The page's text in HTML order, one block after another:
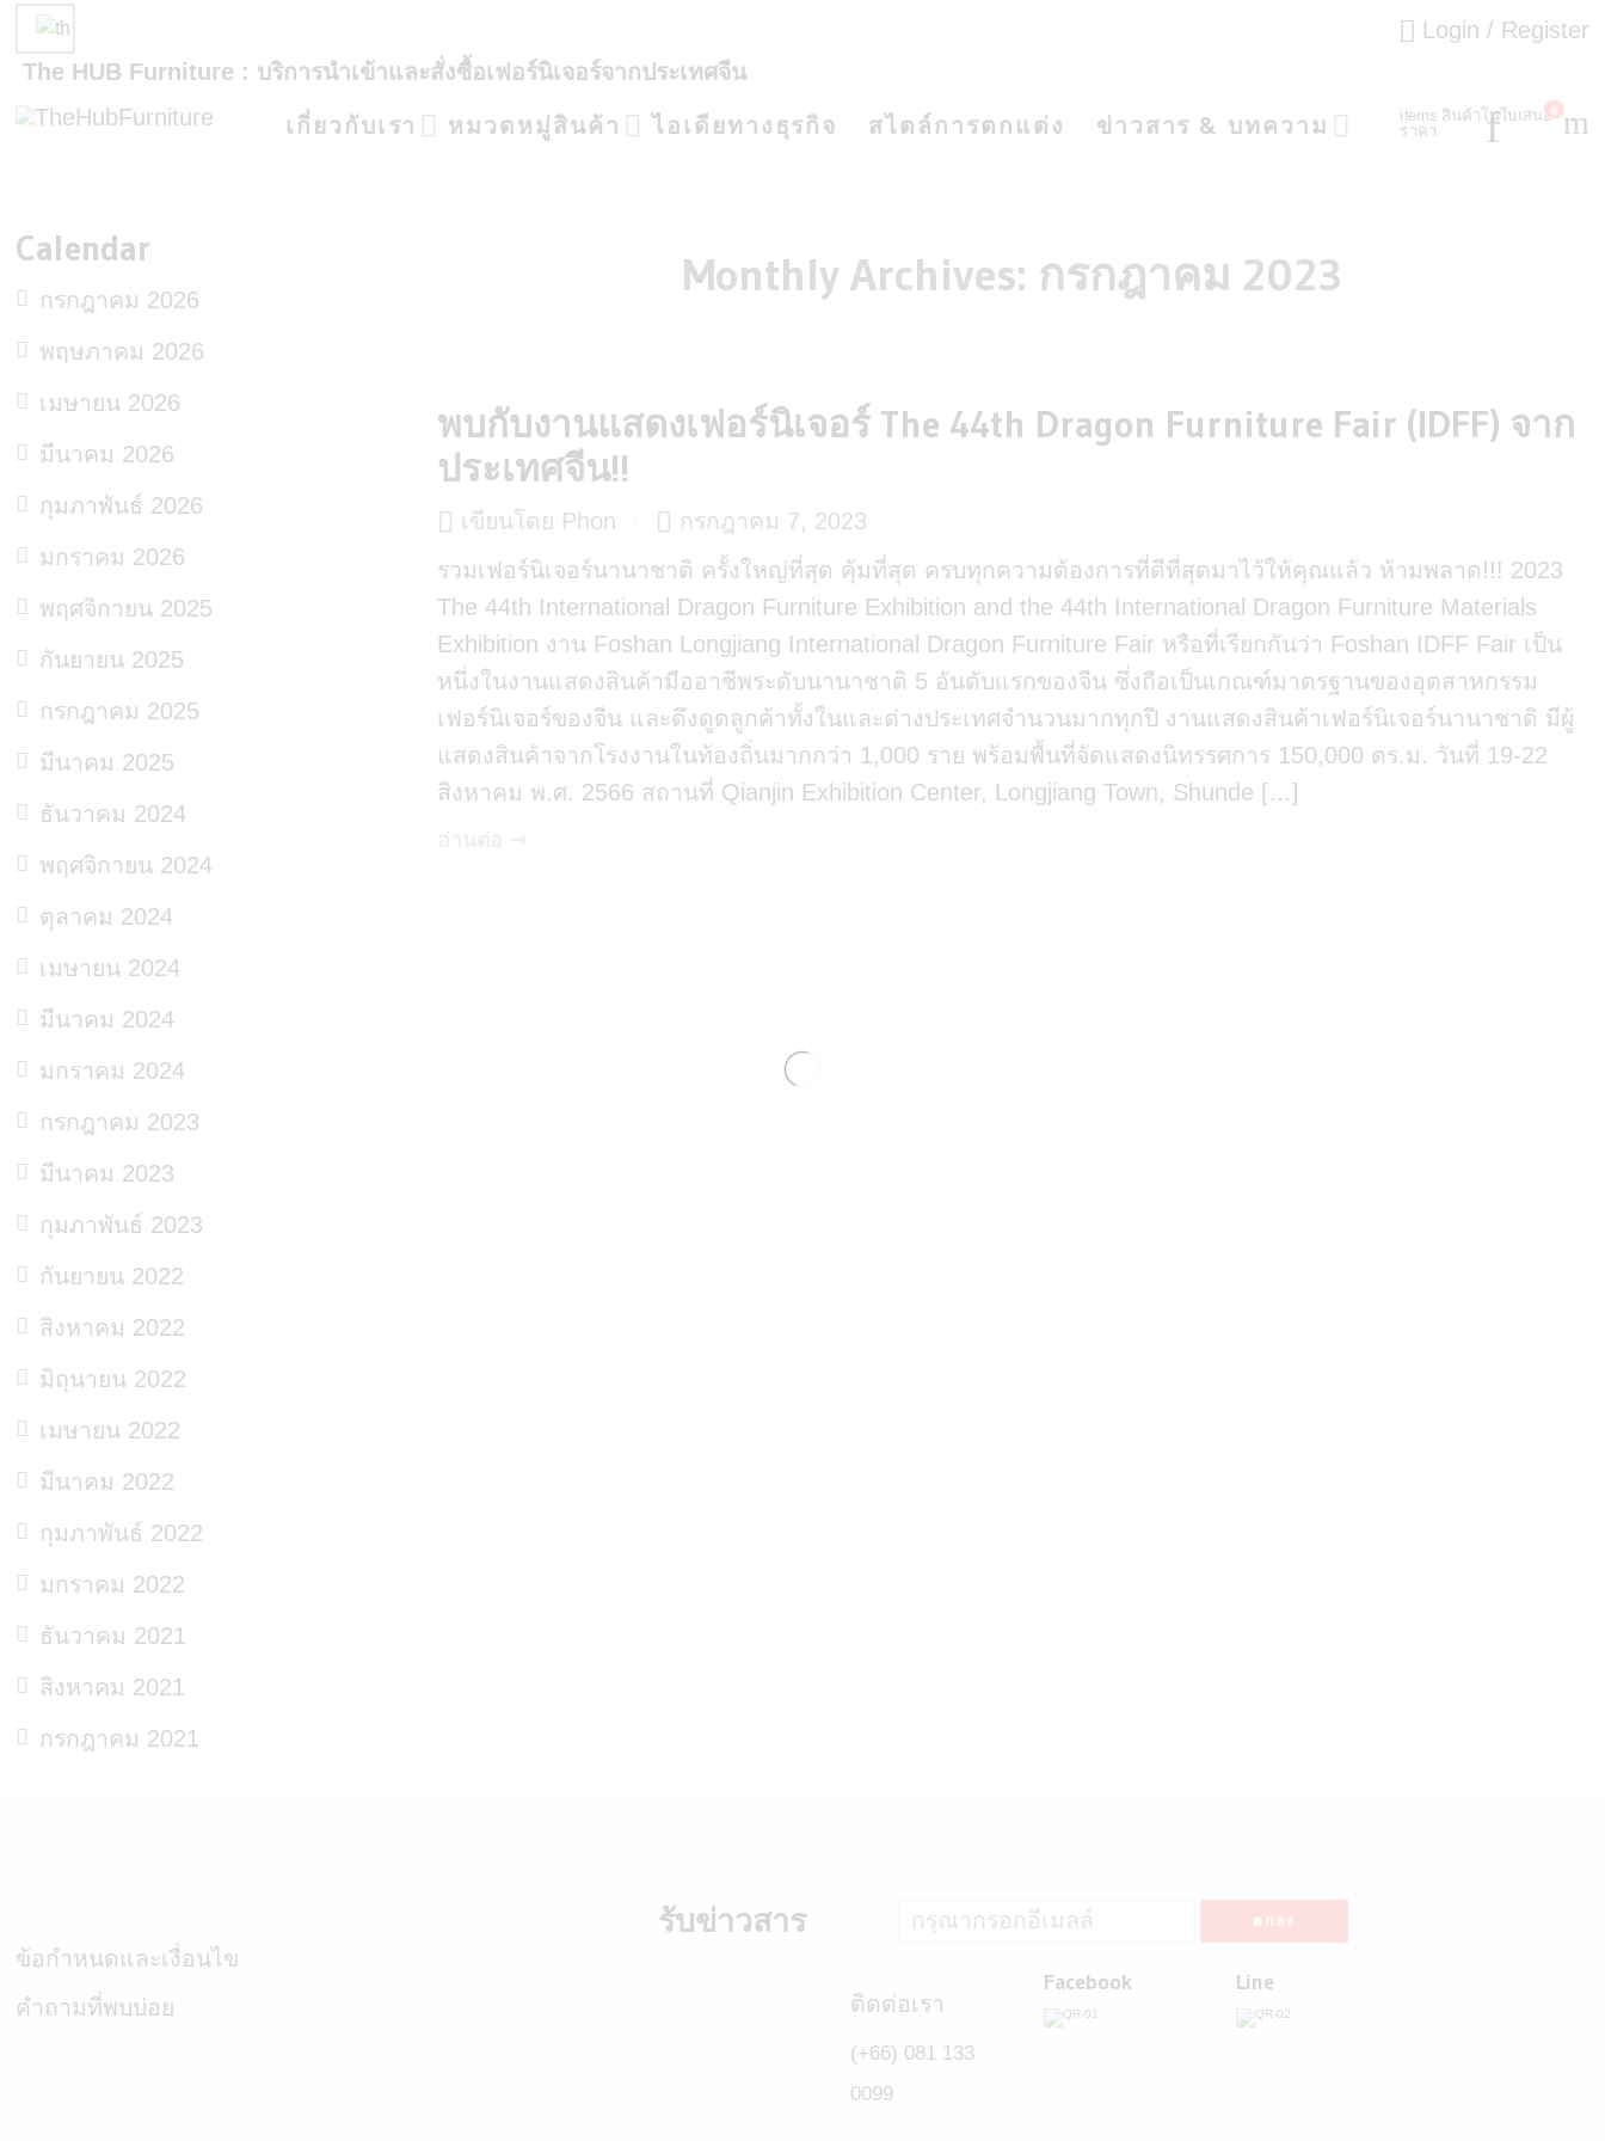
The HUB Furniture : บริการนำเข้าและสั่งซื้อเฟอร์นิเจอร์จากประเทศจีน
Login / Register
เกี่ยวกับเรา หมวดหมู่สินค้า ไอเดียทางธุรกิจ สไตล์การตกแต่ง ข่าวสาร & บทความ 0
items สินค้าในใบเสนอ
ราคา
Monthly Archives: กรกฎาคม 2023
พบกับงานแสดงเฟอร์นิเจอร์ The 44th Dragon Furniture Fair (IDFF) จาก
ประเทศจีน!!
เขียนโดย Phon
กรกฎาคม 7, 2023
รวมเฟอร์นิเจอร์นานาชาติ ครั้งใหญ่ที่สุด คุ้มที่สุด ครบทุกความต้องการที่ดีที่สุดมาไว้ให้คุณแล้ว ห้ามพลาด!!! 2023
The 44th International Dragon Furniture Exhibition and the 44th International Dragon Furniture Materials
Exhibition งาน Foshan Longjiang International Dragon Furniture Fair หรือที่เรียกกันว่า Foshan IDFF Fair เป็น
หนึ่งในงานแสดงสินค้ามืออาชีพระดับนานาชาติ 5 อันดับแรกของจีน ซึ่งถือเป็นเกณฑ์มาตรฐานของอุตสาหกรรม
เฟอร์นิเจอร์ของจีน และดึงดูดลูกค้าทั้งในและต่างประเทศจำนวนมากทุกปี งานแสดงสินค้าเฟอร์นิเจอร์นานาชาติ มีผู้
แสดงสินค้าจากโรงงานในท้องถิ่นมากกว่า 1,000 ราย พร้อมพื้นที่จัดแสดงนิทรรศการ 150,000 ตร.ม. วันที่ 19-22
สิงหาคม พ.ศ. 2566 สถานที่ Qianjin Exhibition Center, Longjiang Town, Shunde […]
Calendar
กรกฎาคม 2026
พฤษภาคม 2026
เมษายน 2026
มีนาคม 2026
กุมภาพันธ์ 2026
มกราคม 2026
พฤศจิกายน 2025
กันยายน 2025
กรกฎาคม 2025
มีนาคม 2025
ธันวาคม 2024
พฤศจิกายน 2024
ตุลาคม 2024
เมษายน 2024
มีนาคม 2024
มกราคม 2024
กรกฎาคม 2023
มีนาคม 2023
กุมภาพันธ์ 2023
กันยายน 2022
สิงหาคม 2022
มิถุนายน 2022
เมษายน 2022
มีนาคม 2022
กุมภาพันธ์ 2022
มกราคม 2022
ธันวาคม 2021
สิงหาคม 2021
กรกฎาคม 2021
ข้อกำหนดและเงื่อนไข
คำถามที่พบบ่อย
รับข่าวสาร
ติดต่อเรา
(+66) 081 133
0099
Facebook Line